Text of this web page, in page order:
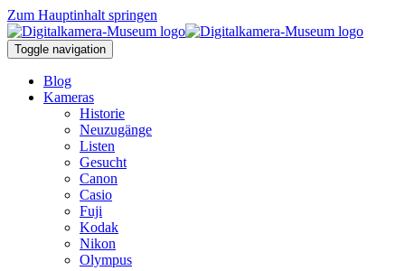
Zum Hauptinhalt springen
Toggle navigation
Blog
Kameras
Historie
Neuzugänge
Listen
Gesucht
Canon
Casio
Fuji
Kodak
Nikon
Olympus